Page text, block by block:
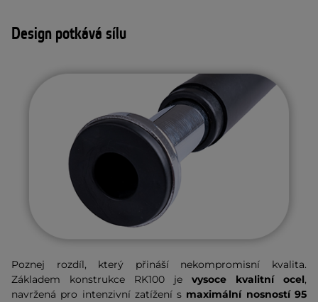
Design potkává sílu
Poznej rozdíl, který přináší nekompromisní kvalita.
Základem konstrukce RK100 je vysoce kvalitní ocel,
navržená pro intenzivní zatížení s maximální nosností 95